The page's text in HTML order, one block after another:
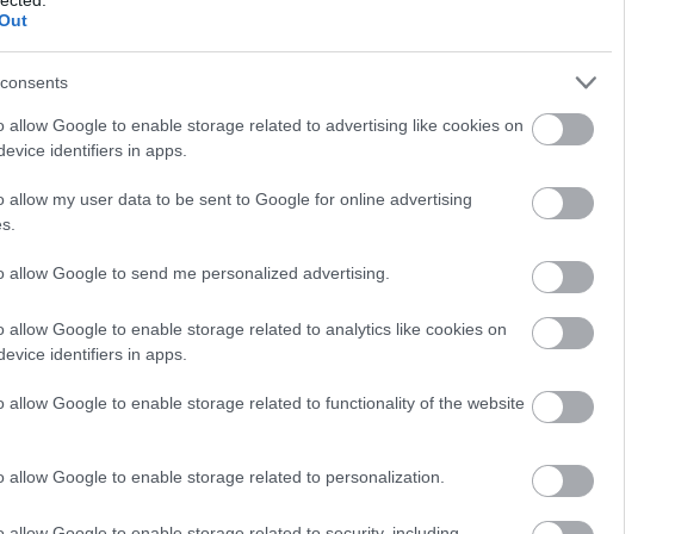
allow Google to enable storage related to advertising like cookies on
identifiers in apps.
allow my user data to be sent to Google for online advertising
allow Google to send me personalized advertising.
allow Google to enable storage related to analytics like cookies on
identifiers in apps.
allow Google to enable storage related to functionality of the website
allow Google to enable storage related to personalization.
Részletek a
legjobb easton tollam ( s15 ) amit usa-bol rendeltem :) Legujabb
minden de a mi pénztárcánk nem engedheti meg , hogy
törögessünk :)az elözö cnt tollam is top toll volt és az is
itthon veszem , akkor 40.000 em lett volna csak a két toll
használt fa-müanyag ccm tollamat és még jol birja :) De
ilyen composite ütökkel játszani. a teljesen egybe
azok 30-60 körül vannak és ha törik toll dobhatod el.
Válasz erre
kipróbáltam egy ilyen high tech izét, de nem éreztem hogy
sem segít ;), úgyhogy maradok az olcsó-közép